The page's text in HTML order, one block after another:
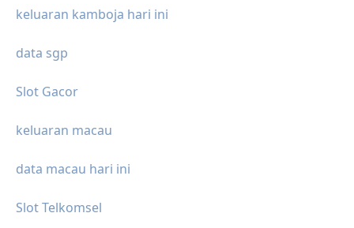
keluaran kamboja hari ini
data sgp
Slot Gacor
keluaran macau
data macau hari ini
Slot Telkomsel